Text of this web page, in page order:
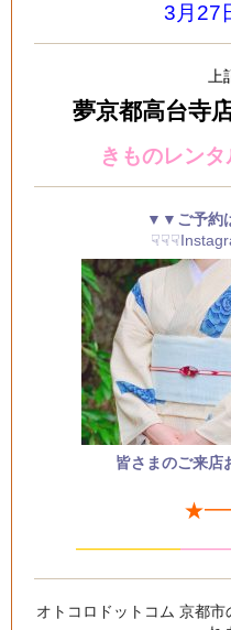
3月27
夢京都高台寺
きものレンタ
▼▼ご予約
皆さまのご来
———————
オトコロドットコム 京都